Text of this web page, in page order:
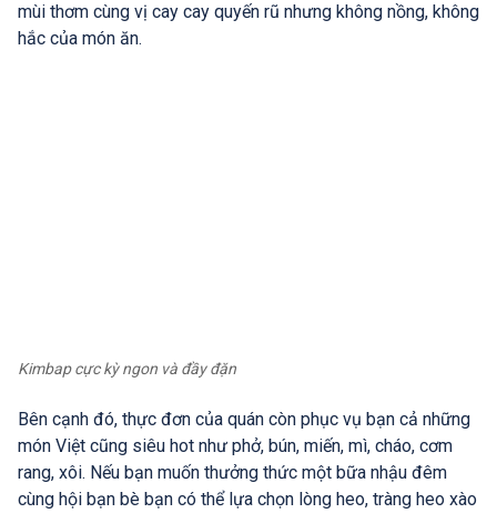
mùi thơm cùng vị cay cay quyến rũ nhưng không nồng, không
hắc của món ăn.
Kimbap cực kỳ ngon và đầy đặn
Bên cạnh đó, thực đơn của quán còn phục vụ bạn cả những
món Việt cũng siêu hot như phở, bún, miến, mì, cháo, cơm
rang, xôi. Nếu bạn muốn thưởng thức một bữa nhậu đêm
cùng hội bạn bè bạn có thể lựa chọn lòng heo, tràng heo xào